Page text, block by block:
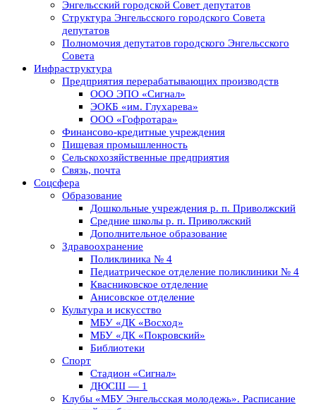
Энгельсский городской Совет депутатов
Структура Энгельсского городского Совета
депутатов
Полномочия депутатов городского Энгельсского
Совета
Инфраструктура
Предприятия перерабатывающих производств
ООО ЭПО «Сигнал»
ЭОКБ «им. Глухарева»
ООО «Гофротара»
Финансово-кредитные учреждения
Пищевая промышленность
Сельскохозяйственные предприятия
Связь, почта
Соцсфера
Образование
Дошкольные учреждения р. п. Приволжский
Средние школы р. п. Приволжский
Дополнительное образование
Здравоохранение
Поликлиника № 4
Педиатрическое отделение поликлиники № 4
Квасниковское отделение
Анисовское отделение
Культура и искусство
МБУ «ДК «Восход»
МБУ «ДК «Покровский»
Библиотеки
Спорт
Стадион «Сигнал»
ДЮСШ — 1
Клубы «МБУ Энгельсская молодежь». Расписание